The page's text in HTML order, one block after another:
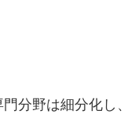
分野は細分化し、